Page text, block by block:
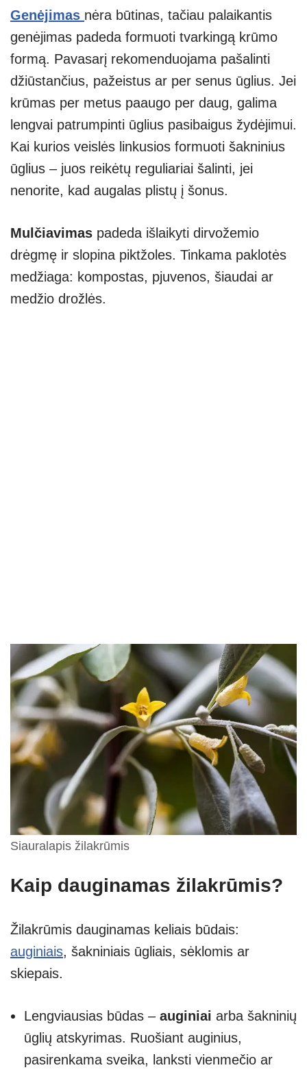
Genėjimas nėra būtinas, tačiau palaikantis
genėjimas padeda formuoti tvarkingą krūmo
formą. Pavasarį rekomenduojama pašalinti
džiūstančius, pažeistus ar per senus ūglius. Jei
krūmas per metus paaugo per daug, galima
lengvai patrumpinti ūglius pasibaigus žydėjimui.
Kai kurios veislės linkusios formuoti šakninius
ūglius – juos reikėtų reguliariai šalinti, jei
nenorite, kad augalas plistų į šonus.
Mulčiavimas padeda išlaikyti dirvožemio
drėgmę ir slopina piktžoles. Tinkama paklotės
medžiaga: kompostas, pjuvenos, šiaudai ar
medžio drožlės.
Siauralapis žilakrūmis
Kaip dauginamas žilakrūmis?
Žilakrūmis dauginamas keliais būdais:
auginiais, šakniniais ūgliais, sėklomis ar
skiepais.
Lengviausias būdas – auginiai arba šakninių
ūglių atskyrimas. Ruošiant auginius,
pasirenkama sveika, lanksti vienmečio ar